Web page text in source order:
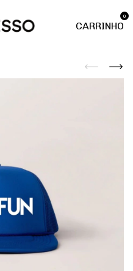
CARRINHO
0